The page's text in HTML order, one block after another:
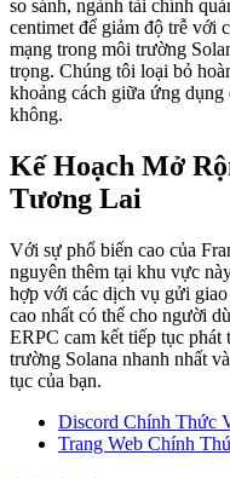
so sánh, ngành tài chính
centimet để giảm độ trễ với
mạng trong môi trường
trọng. Chúng tôi loại bỏ
khoảng cách giữa ứng dụng
không.
Kế Hoạch Mở
Tương Lai
Với sự phổ biến cao của
nguyên thêm tại khu vực
hợp với các dịch vụ gửi
cao nhất có thể cho người
ERPC cam kết tiếp tục phát
trường Solana nhanh nhất
tục của bạn.
Discord Chính Thức
Trang Web Chính